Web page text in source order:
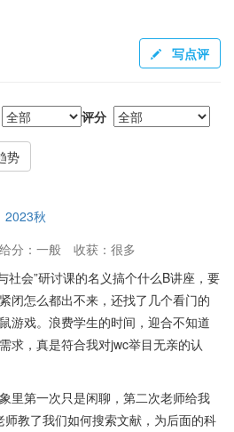
写点评
评分
势
2023秋
给分：一般
收获：很多
社会”研讨课的名义搞个什么B讲座，要
闭怎么都出不来，还找了几个看门的
游戏。浪费学生的时间，迎合不知道
求，真是符合我对jwc举目无亲的认
里第一次只是闲聊，第二次老师给我
教了我们如何搜索文献，为后面的科